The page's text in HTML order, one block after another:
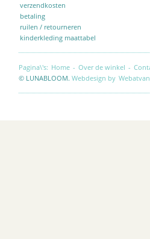
verzendkosten
betaling
ruilen / retourneren
kinderkleding maattabel
Pagina\'s: Home - Over de winkel -
© LUNABLOOM. Webdesign by